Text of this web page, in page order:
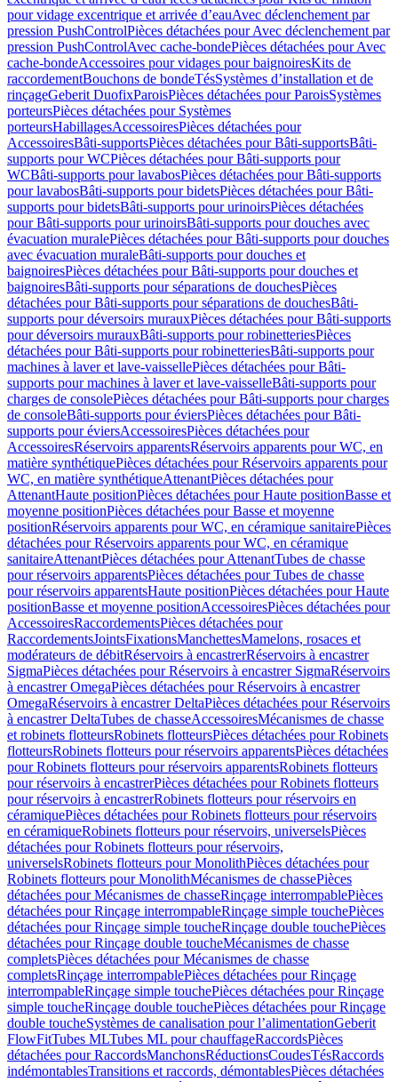
pour vidage excentrique et arrivée d’eauAvec déclenchement par
pression PushControlPièces détachées pour Avec déclenchement par
pression PushControlAvec cache-bondePièces détachées pour Avec
cache-bondeAccessoires pour vidages pour baignoiresKits de
raccordementBouchons de bondeTésSystèmes d’installation et de
rinçageGeberit DuofixParoisPièces détachées pour ParoisSystèmes
porteursPièces détachées pour Systèmes
porteursHabillagesAccessoiresPièces détachées pour
AccessoiresBâti-supportsPièces détachées pour Bâti-supportsBâti-
supports pour WCPièces détachées pour Bâti-supports pour
WCBâti-supports pour lavabosPièces détachées pour Bâti-supports
pour lavabosBâti-supports pour bidetsPièces détachées pour Bâti-
supports pour bidetsBâti-supports pour urinoirsPièces détachées
pour Bâti-supports pour urinoirsBâti-supports pour douches avec
évacuation muralePièces détachées pour Bâti-supports pour douches
avec évacuation muraleBâti-supports pour douches et
baignoiresPièces détachées pour Bâti-supports pour douches et
baignoiresBâti-supports pour séparations de douchesPièces
détachées pour Bâti-supports pour séparations de douchesBâti-
supports pour déversoirs murauxPièces détachées pour Bâti-supports
pour déversoirs murauxBâti-supports pour robinetteriesPièces
détachées pour Bâti-supports pour robinetteriesBâti-supports pour
machines à laver et lave-vaissellePièces détachées pour Bâti-
supports pour machines à laver et lave-vaisselleBâti-supports pour
charges de consolePièces détachées pour Bâti-supports pour charges
de consoleBâti-supports pour éviersPièces détachées pour Bâti-
supports pour éviersAccessoiresPièces détachées pour
AccessoiresRéservoirs apparentsRéservoirs apparents pour WC, en
matière synthétiquePièces détachées pour Réservoirs apparents pour
WC, en matière synthétiqueAttenantPièces détachées pour
AttenantHaute positionPièces détachées pour Haute positionBasse et
moyenne positionPièces détachées pour Basse et moyenne
positionRéservoirs apparents pour WC, en céramique sanitairePièces
détachées pour Réservoirs apparents pour WC, en céramique
sanitaireAttenantPièces détachées pour AttenantTubes de chasse
pour réservoirs apparentsPièces détachées pour Tubes de chasse
pour réservoirs apparentsHaute positionPièces détachées pour Haute
positionBasse et moyenne positionAccessoiresPièces détachées pour
AccessoiresRaccordementsPièces détachées pour
RaccordementsJointsFixationsManchettesMamelons, rosaces et
modérateurs de débitRéservoirs à encastrerRéservoirs à encastrer
SigmaPièces détachées pour Réservoirs à encastrer SigmaRéservoirs
à encastrer OmegaPièces détachées pour Réservoirs à encastrer
OmegaRéservoirs à encastrer DeltaPièces détachées pour Réservoirs
à encastrer DeltaTubes de chasseAccessoiresMécanismes de chasse
et robinets flotteursRobinets flotteursPièces détachées pour Robinets
flotteursRobinets flotteurs pour réservoirs apparentsPièces détachées
pour Robinets flotteurs pour réservoirs apparentsRobinets flotteurs
pour réservoirs à encastrerPièces détachées pour Robinets flotteurs
pour réservoirs à encastrerRobinets flotteurs pour réservoirs en
céramiquePièces détachées pour Robinets flotteurs pour réservoirs
en céramiqueRobinets flotteurs pour réservoirs, universelsPièces
détachées pour Robinets flotteurs pour réservoirs,
universelsRobinets flotteurs pour MonolithPièces détachées pour
Robinets flotteurs pour MonolithMécanismes de chassePièces
détachées pour Mécanismes de chasseRinçage interrompablePièces
détachées pour Rinçage interrompableRinçage simple touchePièces
détachées pour Rinçage simple toucheRinçage double touchePièces
détachées pour Rinçage double toucheMécanismes de chasse
completsPièces détachées pour Mécanismes de chasse
completsRinçage interrompablePièces détachées pour Rinçage
interrompableRinçage simple touchePièces détachées pour Rinçage
simple toucheRinçage double touchePièces détachées pour Rinçage
double toucheSystèmes de canalisation pour l’alimentationGeberit
FlowFitTubes MLTubes ML pour chauffageRaccordsPièces
détachées pour RaccordsManchonsRéductionsCoudesTésRaccords
indémontablesTransitions et raccords, démontablesPièces détachées